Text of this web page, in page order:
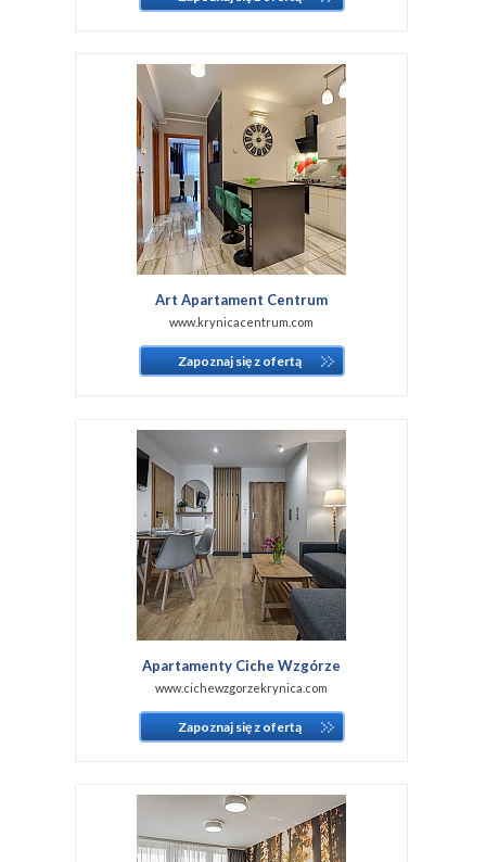
Art Apartament Centrum
www.krynicacentrum.com
Zapoznaj się z ofertą
Apartamenty Ciche Wzgórze
www.cichewzgorzekrynica.com
Zapoznaj się z ofertą